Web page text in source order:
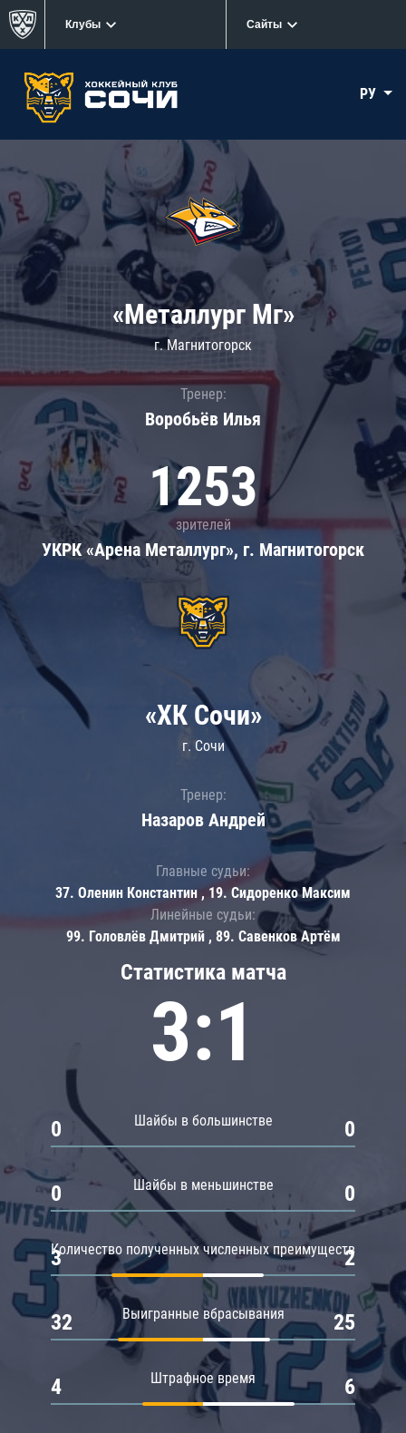
Клубы Сайты
РУ
«Металлург Мг»
г. Магнитогорск
Тренер:
Воробьёв Илья
1253
зрителей
УКРК «Арена Металлург», г. Магнитогорск
Статистика матча
3:1
Шайбы в большинстве
0 0
Шайбы в меньшинстве
0 0
Количество полученных численных преимуществ
3 2
Выигранные вбрасывания
32 25
Штрафное время
4 6
«ХК Сочи»
г. Сочи
Тренер:
Назаров Андрей
Главные судьи:
37. Оленин Константин , 19. Сидоренко Максим
Линейные судьи:
99. Головлёв Дмитрий , 89. Савенков Артём